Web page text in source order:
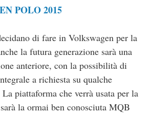
POLO 2015
di fare in Volkswagen per la
la futura generazione sarà una
anteriore, con la possibilità di
a richiesta su qualche
piattaforma che verrà usata per la
la ormai ben conosciuta MQB